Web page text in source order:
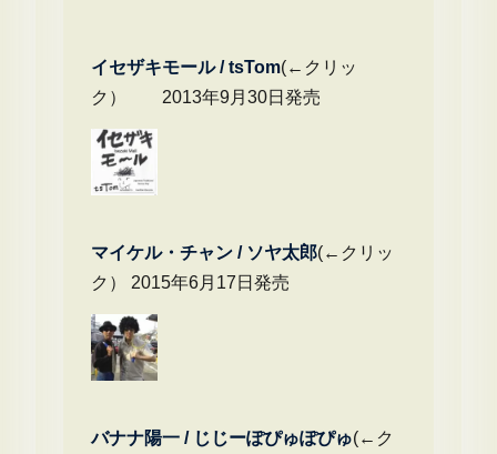
イセザキモール / tsTom(←クリッ
ク） 2013年9月30日発売
マイケル・チャ ン / ソヤ太郎(←クリッ
ク） 2015年6月17日発売
バナナ陽一 / じじーぽぴゅぽぴゅ(←ク